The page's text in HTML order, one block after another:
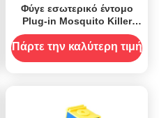
Φύγε εσωτερικό έντομο
Plug-in Mosquito Killer
Insect Catcher με
νυχτερινό φως υπεριώδες
απορροφητή κατάλληλο
Πάρτε την καλύτερη τιμή